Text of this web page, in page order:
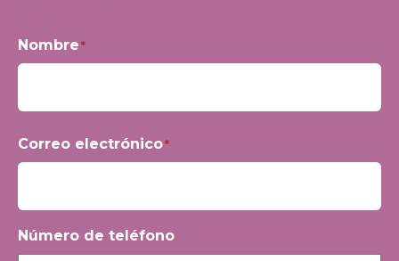
Nombre*
Correo electrónico*
Número de teléfono